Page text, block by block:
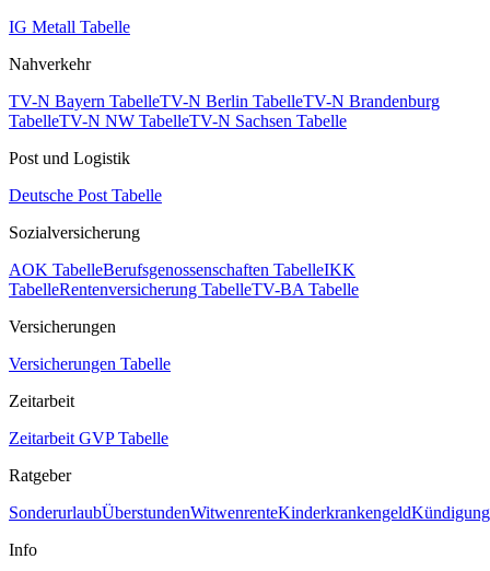
IG Metall Tabelle
Nahverkehr
TV-N Bayern TabelleTV-N Berlin TabelleTV-N Brandenburg
TabelleTV-N NW TabelleTV-N Sachsen Tabelle
Post und Logistik
Deutsche Post Tabelle
Sozialversicherung
AOK TabelleBerufsgenossenschaften TabelleIKK
TabelleRentenversicherung TabelleTV-BA Tabelle
Versicherungen
Versicherungen Tabelle
Zeitarbeit
Zeitarbeit GVP Tabelle
Ratgeber
SonderurlaubÜberstundenWitwenrenteKinderkrankengeld
Info